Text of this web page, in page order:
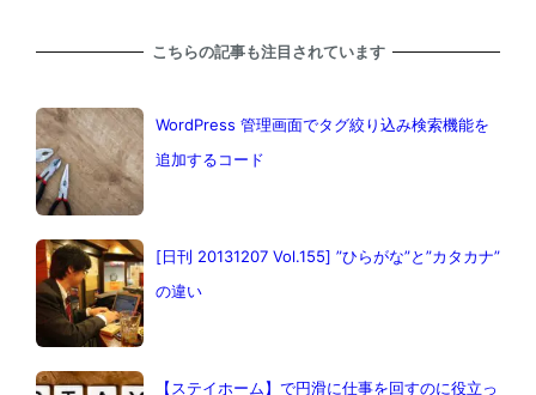
こちらの記事も注目されています
WordPress 管理画面でタグ絞り込み検索機能を
追加するコード
[日刊 20131207 Vol.155] ”ひらがな”と”カタカナ”
の違い
【ステイホーム】で円滑に仕事を回すのに役立っ